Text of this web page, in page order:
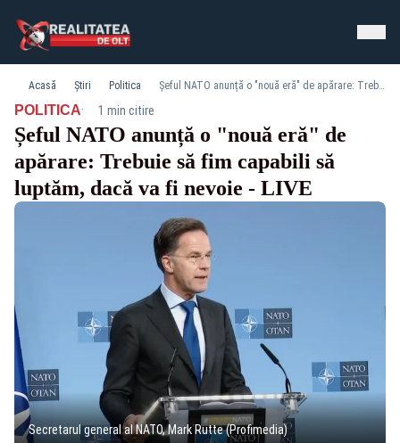
Acasă Știri Politica Șeful NATO anunță o "nouă eră" de apărare: Trebuie să fim capabili să luptăm, dacă va fi nevoie - LIVE
POLITICA· 1 min citire
Șeful NATO anunță o "nouă eră" de
apărare: Trebuie să fim capabili să
luptăm, dacă va fi nevoie - LIVE
Secretarul general al NATO, Mark Rutte (Profimedia)